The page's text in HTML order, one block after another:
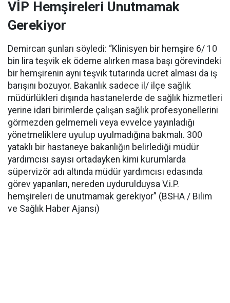
VİP Hemşireleri Unutmamak
Gerekiyor
Demircan şunları söyledi: “Klinisyen bir hemşire 6/ 10
bin lira teşvik ek ödeme alırken masa başı görevindeki
bir hemşirenin aynı teşvik tutarında ücret alması da iş
barışını bozuyor. Bakanlık sadece il/ ilçe sağlık
müdürlükleri dışında hastanelerde de sağlık hizmetleri
yerine idari birimlerde çalışan sağlık profesyonellerini
görmezden gelmemeli veya evvelce yayınladığı
yönetmeliklere uyulup uyulmadığına bakmalı. 300
yataklı bir hastaneye bakanlığın belirlediği müdür
yardımcısı sayısı ortadayken kimi kurumlarda
süpervizör adı altında müdür yardımcısı edasında
görev yapanları, nereden uydurulduysa V.i.P.
hemşireleri de unutmamak gerekiyor” (BSHA / Bilim
ve Sağlık Haber Ajansı)